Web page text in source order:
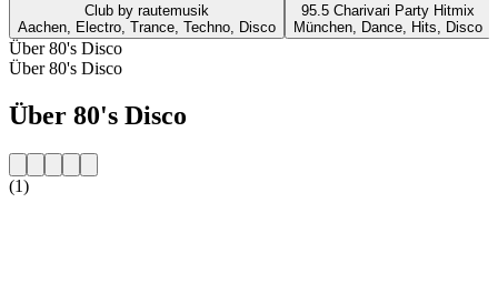
Club by rautemusik
Aachen, Electro, Trance, Techno, Disco
95.5 Charivari Party Hitmix
München, Dance, Hits, Disco
Über 80's Disco
Über 80's Disco
Über 80's Disco
(1)